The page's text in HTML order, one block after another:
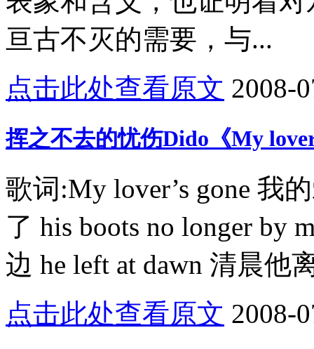
亘古不灭的需要，与...
点击此处查看原文 2008-
挥之不去的忧伤Dido《My
歌词:My lover’s gone 我
了 his boots no longer by
边 he left at dawn 清晨他
点击此处查看原文 2008-